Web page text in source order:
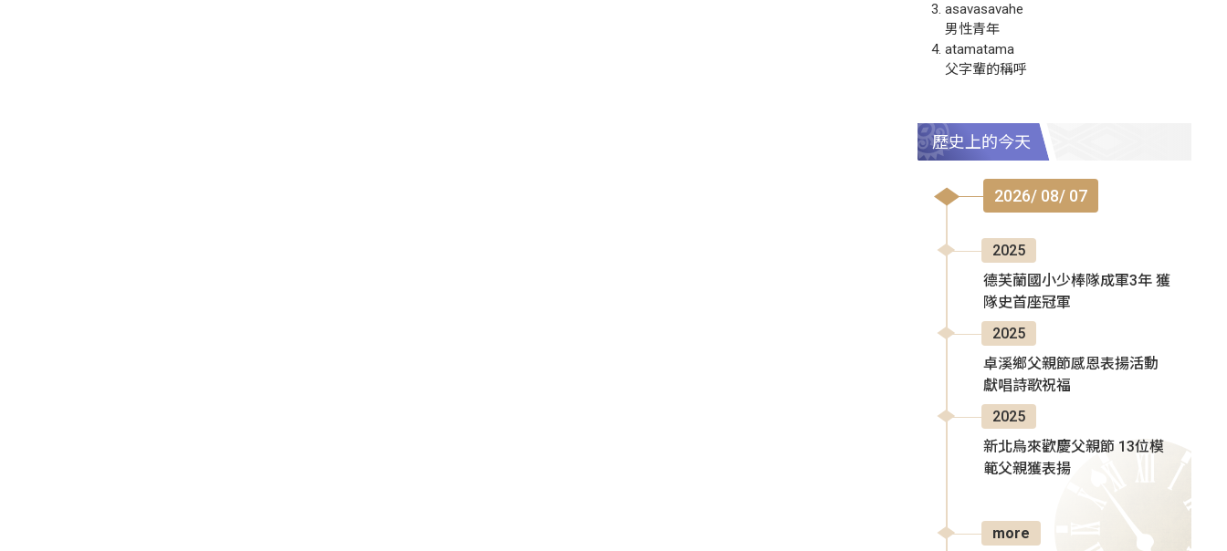
asavasavahe
男性青年
atamatama
父字輩的稱呼
歷史上的今天
2026/ 08/ 07
2025
德芙蘭國小少棒隊成軍3年 獲
隊史首座冠軍
2025
卓溪鄉父親節感恩表揚活動
獻唱詩歌祝福
2025
新北烏來歡慶父親節 13位模
範父親獲表揚
more